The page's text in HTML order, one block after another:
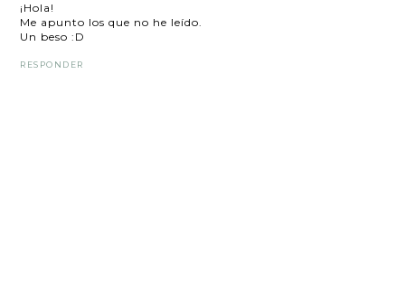
¡Hola!
Me apunto los que no he leído.
Un beso :D
RESPONDER